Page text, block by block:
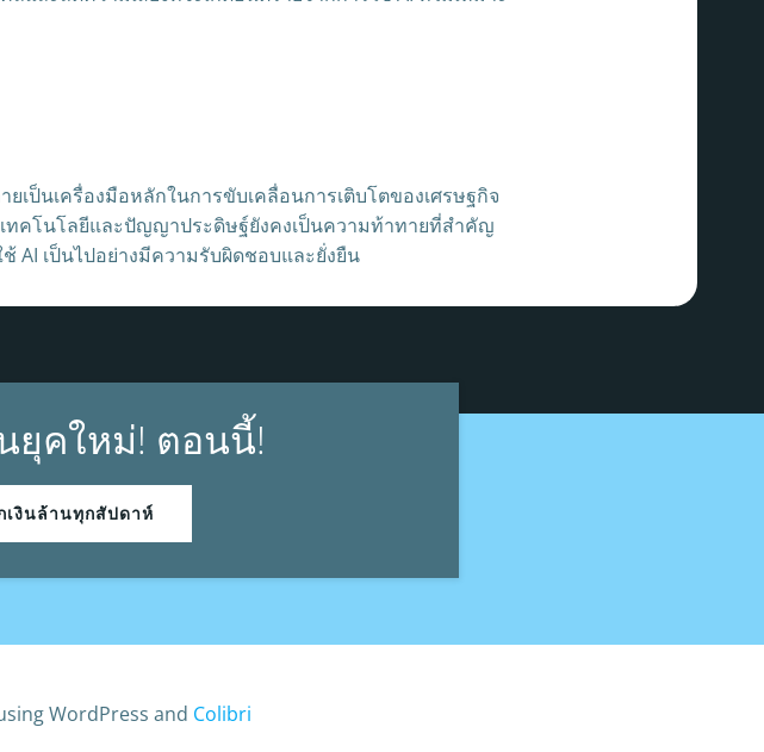
เป็นเครื่องมือหลักในการขับเคลื่อนการเติบโตของเศรษฐกิจ
ทคโนโลยีและปัญญาประดิษฐ์ยังคงเป็นความท้าทายที่สำคัญ
AI เป็นไปอย่างมีความรับผิดชอบและยั่งยืน
ยุคใหม่! ตอนนี้!
งินล้านทุกสัปดาห์
WordPress and Colibri